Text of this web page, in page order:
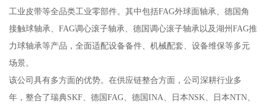
工业皮带等全品类工业零部件。其中包括FAG外球面轴承、德国角
接触球轴承、FAG调心滚子轴承、德国调心滚子轴承以及湖州FAG推
力球轴承等产品，全面适配设备备件、机械配套、设备维保等多元
场景。
该公司具有多方面的优势。在供应链整合方面，公司深耕行业多
年，整合了瑞典SKF、德国FAG、德国INA、日本NSK、日本NTN、